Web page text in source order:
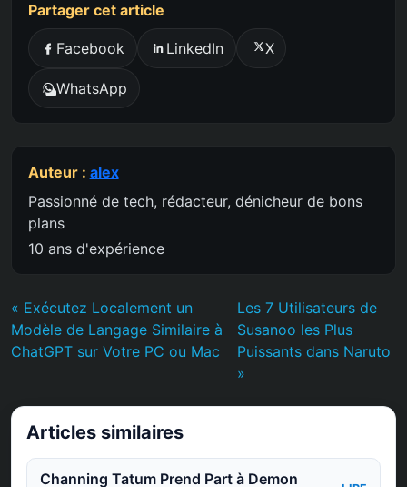
Partager cet article
Facebook LinkedIn X
WhatsApp
Auteur : alex
Passionné de tech, rédacteur, dénicheur de bons
plans
10 ans d'expérience
« Exécutez Localement un
Modèle de Langage Similaire à
ChatGPT sur Votre PC ou Mac
Les 7 Utilisateurs de
Susanoo les Plus
Puissants dans Naruto
»
Articles similaires
Channing Tatum Prend Part à Demon